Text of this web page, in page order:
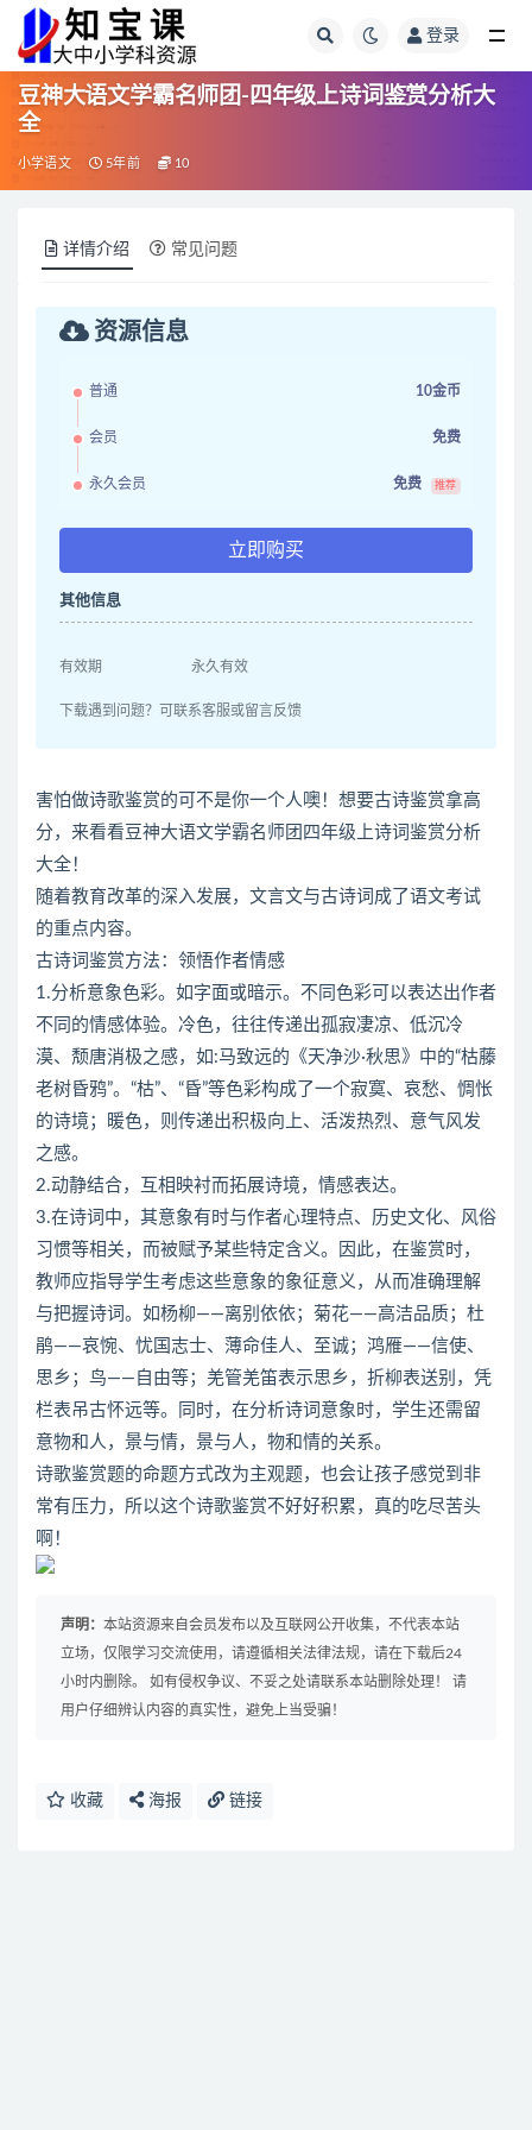
登录
豆神大语文学霸名师团-四年级上诗词鉴赏分析大
全
小学语文 5年前 10
详情介绍 常见问题
资源信息
普通 10金币
会员 免费
永久会员 免费 推荐
立即购买
其他信息
有效期 永久有效
下载遇到问题？可联系客服或留言反馈
害怕做诗歌鉴赏的可不是你一个人噢！想要古诗鉴赏拿高
分，来看看豆神大语文学霸名师团四年级上诗词鉴赏分析
大全！
随着教育改革的深入发展，文言文与古诗词成了语文考试
的重点内容。
古诗词鉴赏方法：领悟作者情感
1.分析意象色彩。如字面或暗示。不同色彩可以表达出作者
不同的情感体验。冷色，往往传递出孤寂凄凉、低沉冷
漠、颓唐消极之感，如:马致远的《天净沙·秋思》中的“枯藤
老树昏鸦”。“枯”、“昏”等色彩构成了一个寂寞、哀愁、惆怅
的诗境；暖色，则传递出积极向上、活泼热烈、意气风发
之感。
2.动静结合，互相映衬而拓展诗境，情感表达。
3.在诗词中，其意象有时与作者心理特点、历史文化、风俗
习惯等相关，而被赋予某些特定含义。因此，在鉴赏时，
教师应指导学生考虑这些意象的象征意义，从而准确理解
与把握诗词。如杨柳——离别依依；菊花——高洁品质；杜
鹃——哀惋、忧国志士、薄命佳人、至诚；鸿雁——信使、
思乡；鸟——自由等；羌管羌笛表示思乡，折柳表送别，凭
栏表吊古怀远等。同时，在分析诗词意象时，学生还需留
意物和人，景与情，景与人，物和情的关系。
诗歌鉴赏题的命题方式改为主观题，也会让孩子感觉到非
常有压力，所以这个诗歌鉴赏不好好积累，真的吃尽苦头
啊！
声明： 本站资源来自会员发布以及互联网公开收集，不代表本站
立场，仅限学习交流使用，请遵循相关法律法规，请在下载后24
小时内删除。 如有侵权争议、不妥之处请联系本站删除处理！ 请
用户仔细辨认内容的真实性，避免上当受骗！
收藏 海报 链接
全部